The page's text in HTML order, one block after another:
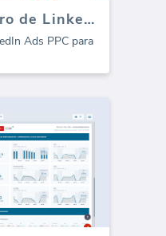
Plantilla de tablero de LinkedIn Ads PPC
Ads PPC para